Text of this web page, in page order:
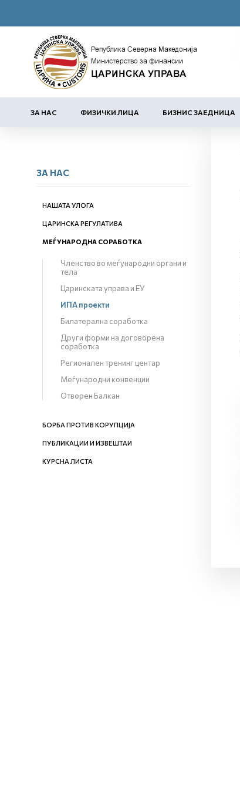
ЗА НАС ФИЗИЧКИ ЛИЦА БИЗНИС ЗАЕДНИЦА
ЗА НАС
НАШАТА УЛОГА
ЦАРИНСКА РЕГУЛАТИВА
МЕЃУНАРОДНА СОРАБОТКА
Членство во меѓународни органи и
тела
Царинската управа и ЕУ
ИПА проекти
Билатерална соработка
Други форми на договорена
соработка
Регионален тренинг центар
Меѓународни конвенции
Отворен Балкан
БОРБА ПРОТИВ КОРУПЦИЈА
ПУБЛИКАЦИИ И ИЗВЕШТАИ
КУРСНА ЛИСТА